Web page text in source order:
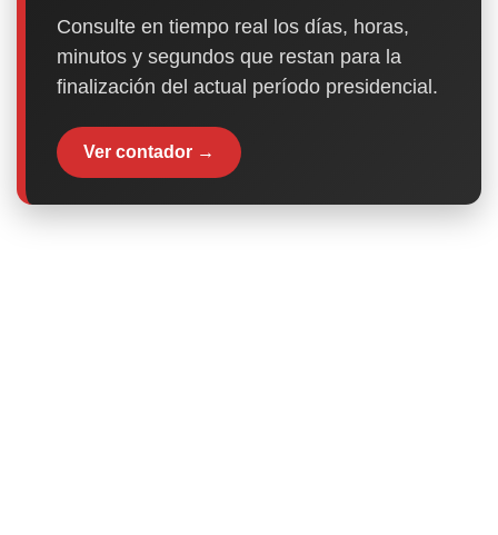
Consulte en tiempo real los días, horas,
minutos y segundos que restan para la
finalización del actual período presidencial.
Ver contador →